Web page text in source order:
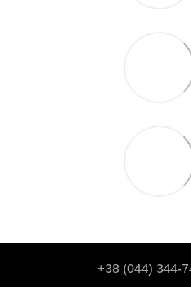
+38 (044) 344-